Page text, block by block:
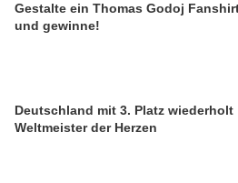
Gestalte ein Thomas Godoj
und gewinne!
Deutschland mit 3. Platz wiederholt
Weltmeister der Herzen